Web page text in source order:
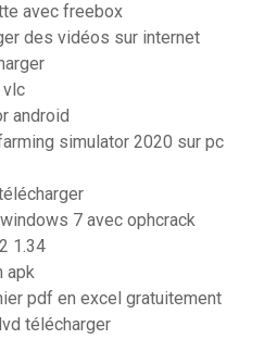
avec freebox
des vidéos sur internet
vlc
android
simulator 2020 sur pc
7 avec ophcrack
1.34
apk
pdf en excel gratuitement
télécharger